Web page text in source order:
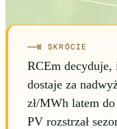
W SKRÓCIE
RCEm
dostaje za
zł/MWh latem
PV rozstrzał